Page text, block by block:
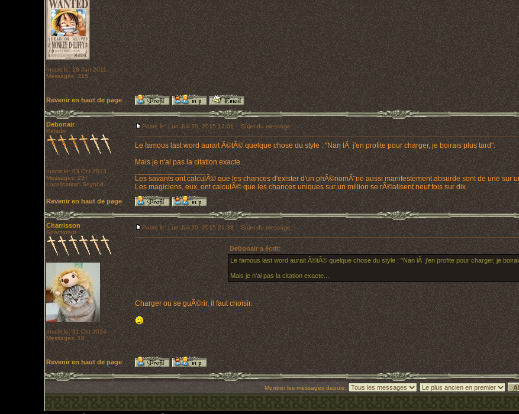
Inscrit le: 18 Jan 2011
Messages: 315
Revenir en haut de page
Debonair
Paladin
Inscrit le: 03 Oct 2013
Messages: 237
Localisation: Seynod
Posté le: Lun Juil 20, 2015 12:01 Sujet du message:
Le famous last word aurait Ã©tÃ© quelque chose du style : "Nan lÃ j'en profite pour charger, je boirais plus tard".
Mais je n'ai pas la citation exacte...
_________________
Les savants ont calculÃ© que les chances d'exister d'un phÃ©nomÃ¨ne aussi manifestement absurde sont de une sur
Les magiciens, eux, ont calculÃ© que les chances uniques sur un million se rÃ©alisent neuf fois sur dix.
Revenir en haut de page
Charrisson
Spectateur
Inscrit le: 31 Oct 2014
Messages: 10
Posté le: Lun Juil 20, 2015 21:38 Sujet du message:
Debonair a écrit:
Le famous last word aurait Ã©tÃ© quelque chose du style : "Nan lÃ j'en profite pour charger, je
Mais je n'ai pas la citation exacte...
Charger ou se guÃ©rir, il faut choisir.
Revenir en haut de page
Montrer les messages depuis: